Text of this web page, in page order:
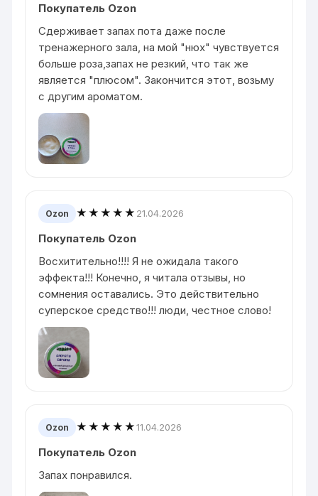
Покупатель Ozon
Сдерживает запах пота даже после
тренажерного зала, на мой "нюх" чувствуется
больше роза,запах не резкий, что так же
является "плюсом". Закончится этот, возьму
с другим ароматом.
Ozon ★★★★★ 21.04.2026
Покупатель Ozon
Восхитительно!!!! Я не ожидала такого
эффекта!!! Конечно, я читала отзывы, но
сомнения оставались. Это действительно
суперское средство!!! люди, честное слово!
Ozon ★★★★★11.04.2026
Покупатель Ozon
Запах понравился.